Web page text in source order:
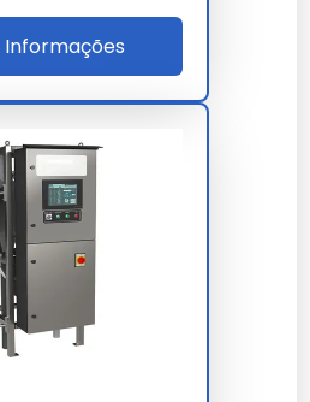
inferior a 1% conforme
ISO 13320
40 kHz integrado
traceable 1 a 100 µm
SAE AS4059 - ISO
Informações